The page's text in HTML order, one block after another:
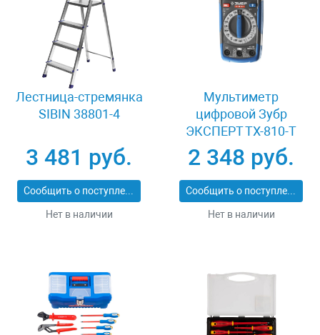
Лестница-стремянка
SIBIN 38801-4
3 481 руб.
Сообщить о поступлении
Нет в наличии
Мультиметр
цифровой Зубр
ЭКСПЕРТ ТХ-810-Т
59810
2 348 руб.
Сообщить о поступлении
Нет в наличии